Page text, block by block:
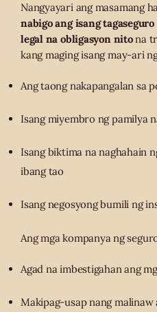
Nangyayari ang masamang
nabigo ang isang
legal na obligasyon nitona
kang maging isang may-ari
Ang taong nakapangalan sa
Isang miyembro ng pamilya
Isang biktima na naghahain
ibang tao
Isang negosyong bumili ng
Ang mga kompanya ng
Agad na imbestigahan ang
Makipag-usap nang